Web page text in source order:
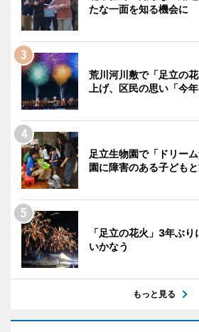
たな一面を知る機会に
荒川河川敷で「足立の
上げ、区民の思い「今年
足立生物園で「ドリー
園に障害のある子ども
「足立の花火」3年ぶ
いかなう
もっと見る